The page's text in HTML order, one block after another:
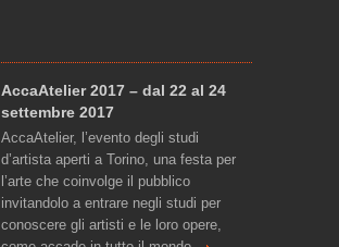
AccaAtelier 2017 – dal 22 al 24
settembre 2017
AccaAtelier, l’evento degli studi
d’artista aperti a Torino, una festa per
l’arte che coinvolge il pubblico
invitandolo a entrare negli studi per
conoscere gli artisti e le loro opere,